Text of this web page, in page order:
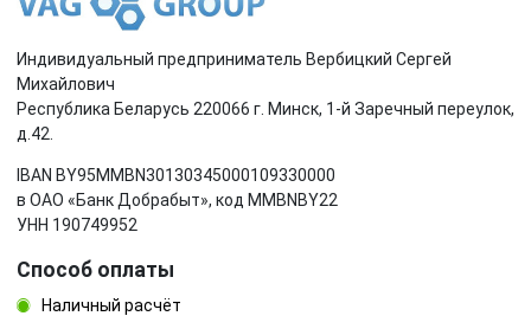
Индивидуальный предприниматель Вербицкий Сергей
Михайлович
Республика Беларусь 220066 г. Минск, 1-й Заречный переулок,
д.42.
IBAN BY95MMBN30130345000109330000
в ОАО «Банк Добрабыт», код MMBNBY22
УНН 190749952
Способ оплаты
Наличный расчёт